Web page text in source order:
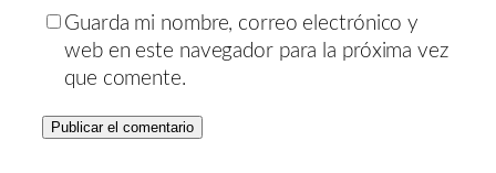
Guarda mi nombre, correo electrónico y
web en este navegador para la próxima vez
que comente.